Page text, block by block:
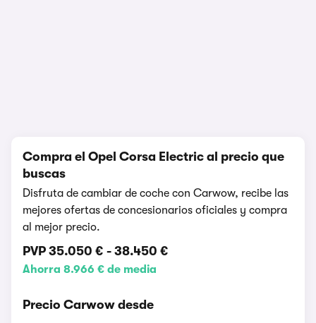
Compra el Opel Corsa Electric al precio que
buscas
Disfruta de cambiar de coche con Carwow, recibe las
mejores ofertas de concesionarios oficiales y compra
al mejor precio.
PVP 35.050 € - 38.450 €
Ahorra 8.966 € de media
Precio Carwow desde